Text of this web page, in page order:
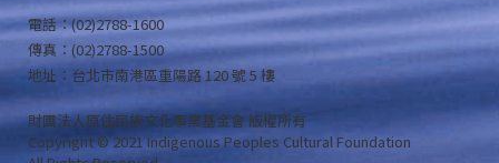
電話：(02)2788-1600
傳真：(02)2788-1500
地址：台北市南港區重陽路 120 號 5 樓
財團法人原住民族文化事業基金會 版權所有
Copyright © 2021 Indigenous Peoples Cultural Foundation